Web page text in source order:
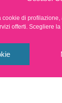
cookie di
offerti. Scegliere